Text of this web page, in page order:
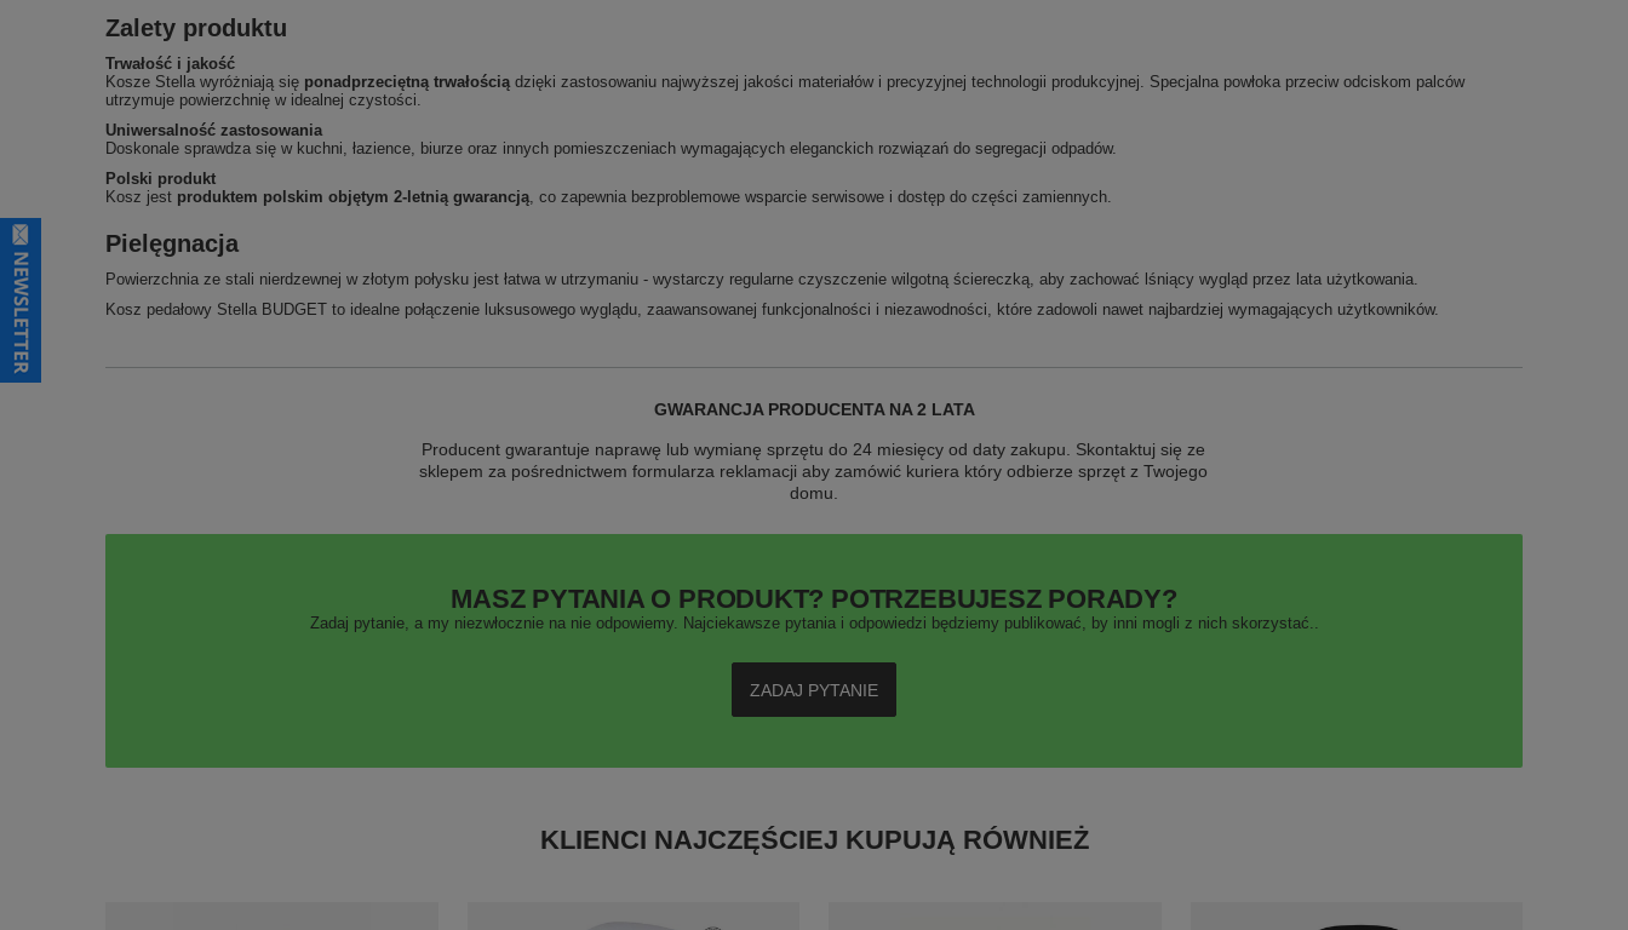
Zalety produktu
Trwałość i jakość
Kosze Stella wyróżniają się ponadprzeciętną trwałością dzięki zastosowaniu najwyższej jakości materiałów i precyzyjnej technologii produkcyjnej. Specjalna powłoka przeciw odciskom palców
utrzymuje powierzchnię w idealnej czystości.
Uniwersalność zastosowania
Doskonale sprawdza się w kuchni, łazience, biurze oraz innych pomieszczeniach wymagających eleganckich rozwiązań do segregacji odpadów.
Polski produkt
Kosz jest produktem polskim objętym 2-letnią gwarancją, co zapewnia bezproblemowe wsparcie serwisowe i dostęp do części zamiennych.
Pielęgnacja
Powierzchnia ze stali nierdzewnej w złotym połysku jest łatwa w utrzymaniu - wystarczy regularne czyszczenie wilgotną ściereczką, aby zachować lśniący wygląd przez lata użytkowania.
Kosz pedałowy Stella BUDGET to idealne połączenie luksusowego wyglądu, zaawansowanej funkcjonalności i niezawodności, które zadowoli nawet najbardziej wymagających użytkowników.
GWARANCJA PRODUCENTA NA 2 LATA
Producent gwarantuje naprawę lub wymianę sprzętu do 24 miesięcy od daty zakupu. Skontaktuj się ze
sklepem za pośrednictwem formularza reklamacji aby zamówić kuriera który odbierze sprzęt z Twojego
domu.
MASZ PYTANIA O PRODUKT? POTRZEBUJESZ PORADY?
Zadaj pytanie, a my niezwłocznie na nie odpowiemy. Najciekawsze pytania i odpowiedzi będziemy publikować, by inni mogli z nich skorzystać..
ZADAJ PYTANIE
KLIENCI NAJCZĘŚCIEJ KUPUJĄ RÓWNIEŻ